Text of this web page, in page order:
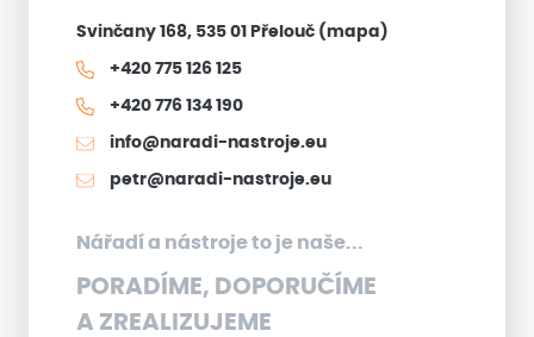
Svinčany 168, 535 01 Přelouč (mapa)
+420 775 126 125
+420 776 134 190
info@naradi-nastroje.eu
petr@naradi-nastroje.eu
Nářadí a nástroje to je naše...
PORADÍME, DOPORUČÍME
A ZREALIZUJEME